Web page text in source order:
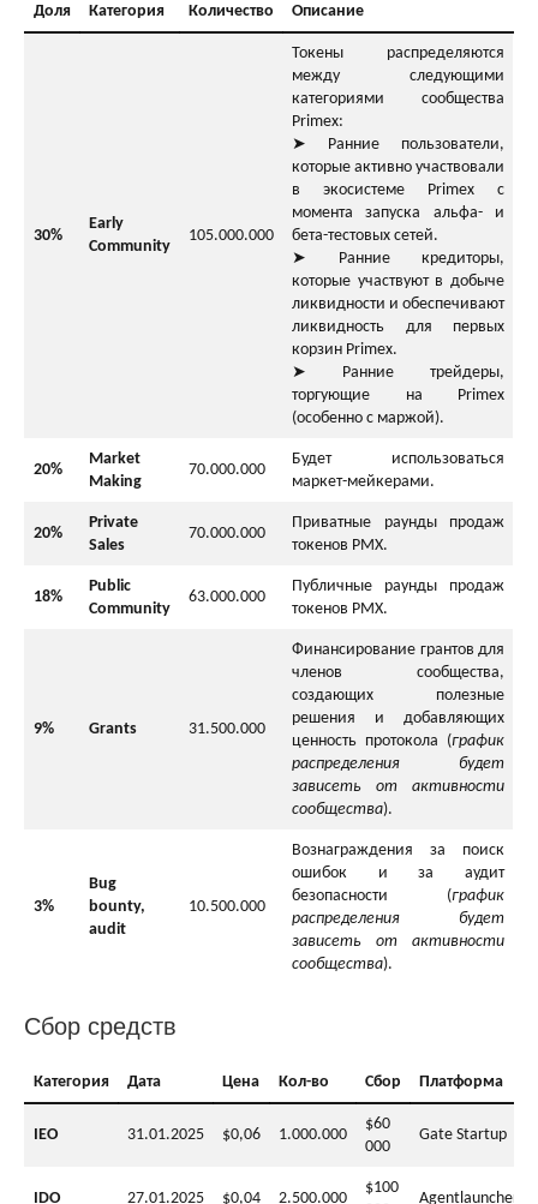
Доля Категория Количество Описание
30%
Early
Community
105.000.000
Токены распределяются
между следующими
категориями сообщества
Primex:
➤ Ранние пользователи,
которые активно участвовали
в экосистеме Primex с
момента запуска альфа- и
бета-тестовых сетей.
➤ Ранние кредиторы,
которые участвуют в добыче
ликвидности и обеспечивают
ликвидность для первых
корзин Primex.
➤ Ранние трейдеры,
торгующие на Primex
(особенно с маржой).
20%
Market
Making
70.000.000
Будет использоваться
маркет-мейкерами.
20%
Private
Sales
70.000.000
Приватные раунды продаж
токенов PMX.
18%
Public
Community
63.000.000
Публичные раунды продаж
токенов PMX.
9% Grants 31.500.000
Финансирование грантов для
членов сообщества,
создающих полезные
решения и добавляющих
ценность протокола (график
распределения будет
зависеть от активности
сообщества).
3%
Bug
bounty,
audit
10.500.000
Вознаграждения за поиск
ошибок и за аудит
безопасности (график
распределения будет
зависеть от активности
сообщества).
Сбор средств
Категория Дата Цена Кол-во Сбор Платформа
IEO 31.01.2025 $0,06 1.000.000
$60
000
Gate Startup
IDO 27.01.2025 $0,04 2.500.000
$100
Agentlauncher